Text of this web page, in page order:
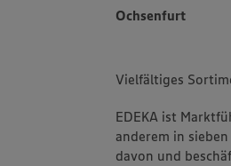
Ochsenfurt
Vielfältiges
EDEKA ist
anderem in
davon und